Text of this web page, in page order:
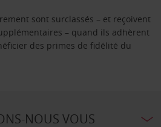
sont surclassés – et reçoivent
– quand ils adhèrent
des primes de fidélité du
NOUS VOUS